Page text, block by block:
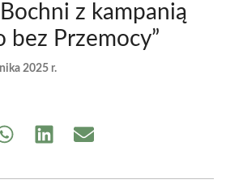
z kampanią
bez Przemocy”
2025 r.
Share Share Share